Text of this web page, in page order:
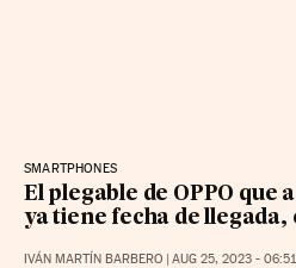
SMARTPHONES
El plegable de OPPO que
ya tiene fecha de
IVÁN MARTÍN BARBERO | AUG 25, 2023 - 06:51